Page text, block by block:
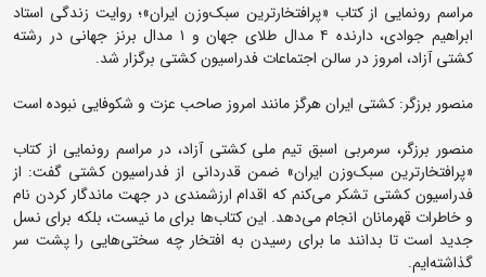
مراسم رونمایی از کتاب «پرافتخارترین سبک‌وزن ایران»؛ روایت زندگی استاد
ابراهیم جوادی، دارنده ۴ مدال طلای جهان و ۱ مدال برنز جهانی در رشته
کشتی آزاد، امروز در سالن اجتماعات فدراسیون کشتی برگزار شد.
منصور برزگر: کشتی ایران هرگز مانند امروز صاحب عزت و شکوفایی نبوده است
منصور برزگر، سرمربی اسبق تیم ملی کشتی آزاد، در مراسم رونمایی از کتاب
«پرافتخارترین سبک‌وزن ایران» ضمن قدردانی از فدراسیون کشتی گفت: از
فدراسیون کشتی تشکر می‌کنم که اقدام ارزشمندی در جهت ماندگار کردن نام
و خاطرات قهرمانان انجام می‌دهد. این کتاب‌ها برای ما نیست، بلکه برای نسل
جدید است تا بدانند ما برای رسیدن به افتخار چه سختی‌هایی را پشت سر
گذاشته‌ایم.